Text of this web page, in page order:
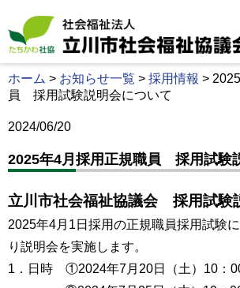
ホーム > お知らせ一覧 > 採用情報 >
員 採用試験説明会について
2024/06/20
2025年4月採用正規職員 採用試験
立川市社会福祉協議会 採用試験
2025年4月1日採用の正規職員採用試験
り説明会を実施します。
1．日時 ①2024年7月20日（土）10：